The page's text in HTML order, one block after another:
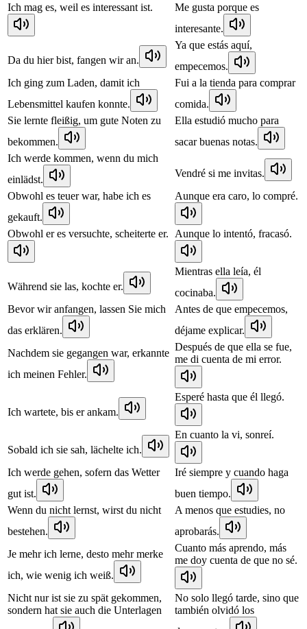
Ich mag es, weil es interessant ist.
Me gusta porque es
interesante.
Da du hier bist, fangen wir an.
Ya que estás aquí,
empecemos.
Ich ging zum Laden, damit ich
Lebensmittel kaufen konnte.
Fui a la tienda para comprar
comida.
Sie lernte fleißig, um gute Noten zu
bekommen.
Ella estudió mucho para
sacar buenas notas.
Ich werde kommen, wenn du mich
einlädst.
Vendré si me invitas.
Obwohl es teuer war, habe ich es
gekauft.
Aunque era caro, lo compré.
Obwohl er es versuchte, scheiterte er. Aunque lo intentó, fracasó.
Während sie las, kochte er.
Mientras ella leía, él
cocinaba.
Bevor wir anfangen, lassen Sie mich
das erklären.
Antes de que empecemos,
déjame explicar.
Nachdem sie gegangen war, erkannte
ich meinen Fehler.
Después de que ella se fue,
me di cuenta de mi error.
Ich wartete, bis er ankam.
Esperé hasta que él llegó.
Sobald ich sie sah, lächelte ich.
En cuanto la vi, sonreí.
Ich werde gehen, sofern das Wetter
gut ist.
Iré siempre y cuando haga
buen tiempo.
Wenn du nicht lernst, wirst du nicht
bestehen.
A menos que estudies, no
aprobarás.
Je mehr ich lerne, desto mehr merke
ich, wie wenig ich weiß.
Cuanto más aprendo, más
me doy cuenta de que no sé.
Nicht nur ist sie zu spät gekommen,
sondern hat sie auch die Unterlagen
No solo llegó tarde, sino que
también olvidó los